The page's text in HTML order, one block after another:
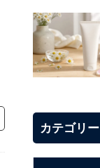
カテゴリー